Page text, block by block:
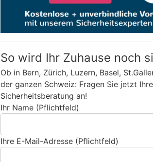
So wird Ihr Zuhause noch
Ob in Bern, Zürich, Luzern, Basel,
der ganzen Schweiz: Fragen Sie jetzt
Sicherheitsberatung an!
Ihr Name (Pflichtfeld)
Ihre E-Mail-Adresse (Pflichtfeld)